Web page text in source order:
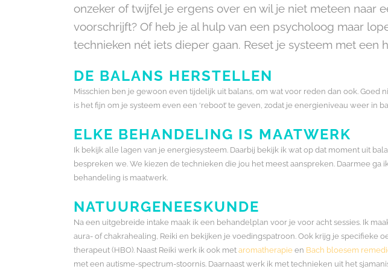
onzeker of twijfel je ergens over en wil je niet meteen naar
voorschrijft? Of heb je al hulp van een psycholoog maar
technieken nét iets dieper gaan. Reset je systeem met een
DE BALANS HERSTELLEN
Misschien ben je gewoon even tijdelijk uit balans, om wat voor reden dan ook.
is het fijn om je systeem even een ‘reboot’ te geven, zodat je energieniveau weer in
ELKE BEHANDELING IS MAATWERK
Ik bekijk alle lagen van je energiesysteem. Daarbij bekijk ik wat op dat moment uit
bespreken we. We kiezen de technieken die jou het meest aanspreken. Daarmee
behandeling is maatwerk.
NATUURGENEESKUNDE
Na een uitgebreide intake maak ik een behandelplan voor je voor acht sessies. Ik
aura- of chakrahealing, Reiki en bekijken je voedingspatroon. Ook krijg je
therapeut (HBO). Naast Reiki werk ik ook met aromatherapie en Bach bloesem
met een autisme-spectrum-stoornis. Daarnaast werk ik met technieken uit het